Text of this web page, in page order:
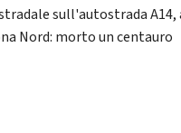
sull'autostrada
Nord: morto un centauro